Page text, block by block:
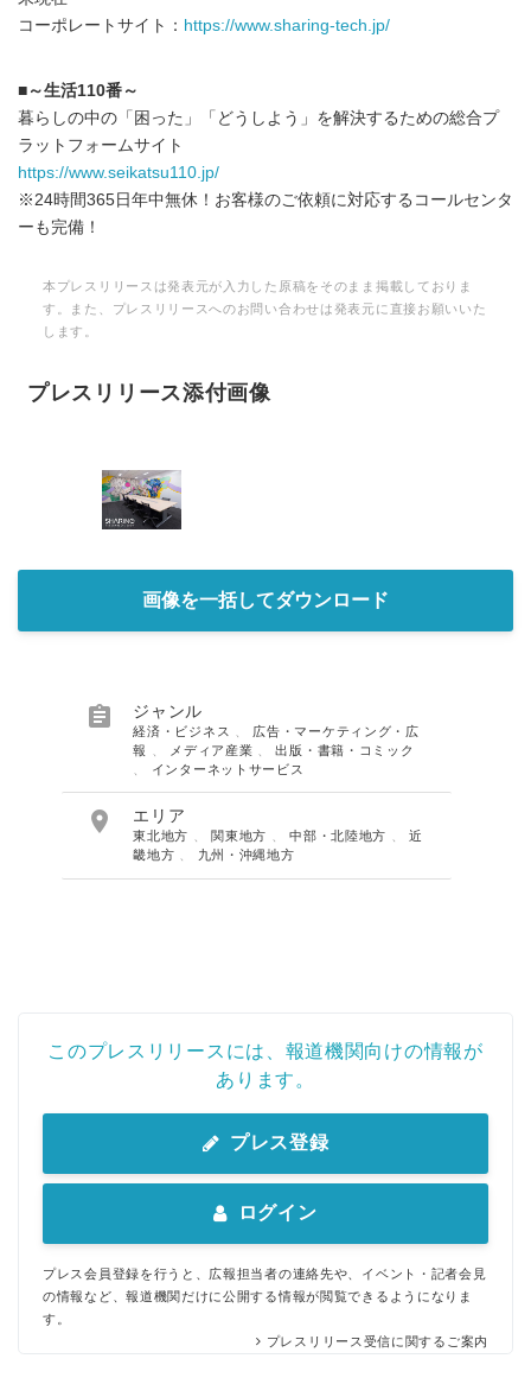
コーポレートサイト： https://www.sharing-tech.jp/
■～生活110番～
暮らしの中の「困った」「どうしよう」を解決するための総合プ
ラットフォームサイト
https://www.seikatsu110.jp/
※24時間365日年中無休！お客様のご依頼に対応するコールセンタ
ーも完備！
本プレスリリースは発表元が入力した原稿をそのまま掲載しておりま
す。また、プレスリリースへのお問い合わせは発表元に直接お願いいた
します。
プレスリリース添付画像
画像を一括してダウンロード
 ジャンル
経済・ビジネス
広告・マーケティング・広
報
メディア産業 、出版・書籍・コミック
インターネットサービス
 エリア
東北地方 、関東地方 、中部・北陸地方 、近
畿地方
九州・沖縄地方
このプレスリリースには、報道機関向けの情報が
あります。
プレス登録
ログイン
プレス会員登録を行うと、広報担当者の連絡先や、イベント・記者会見
の情報など、報道機関だけに公開する情報が閲覧できるようになりま
す。
プレスリリース受信に関するご案内